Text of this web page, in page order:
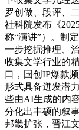
罗创做、段评、
社科院发布《
称“演讲”）。制
一步挖掘推理、
收集文学行业的
口，国创IP爆款
形式具备迸发潜
些由AI生成的内
分化出丰硕的叙
邦畿扩张，晋江